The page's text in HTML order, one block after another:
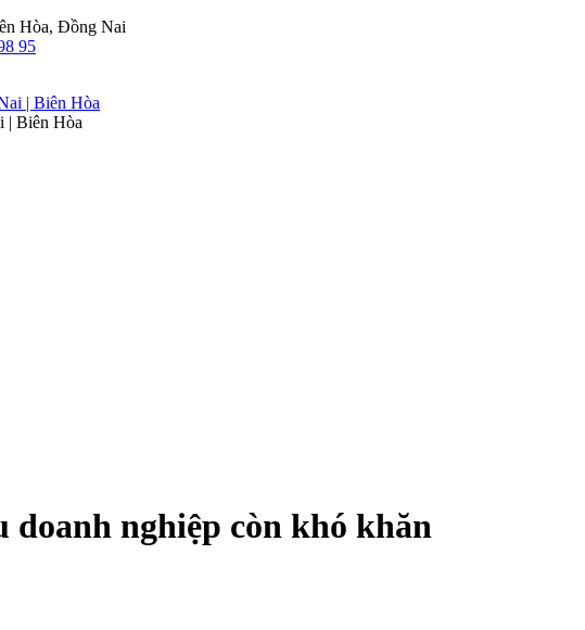
Hòa, Đồng Nai
95
| Biên Hòa
doanh nghiệp còn khó khăn